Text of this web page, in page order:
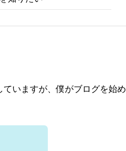
いますが、僕がブログを始め